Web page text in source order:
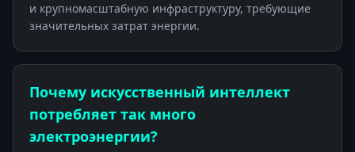
и крупномасштабную инфраструктуру, требующие
значительных затрат энергии.
Почему искусственный интеллект
потребляет так много
электроэнергии?